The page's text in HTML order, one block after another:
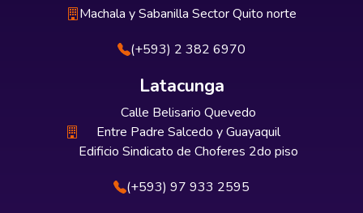
Machala y Sabanilla Sector Quito norte
(+593) 2 382 6970
Latacunga
Calle Belisario Quevedo
Entre Padre Salcedo y Guayaquil
Edificio Sindicato de Choferes 2do piso
(+593) 97 933 2595